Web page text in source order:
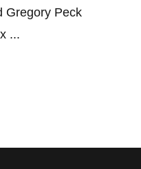
Gregory Peck
...